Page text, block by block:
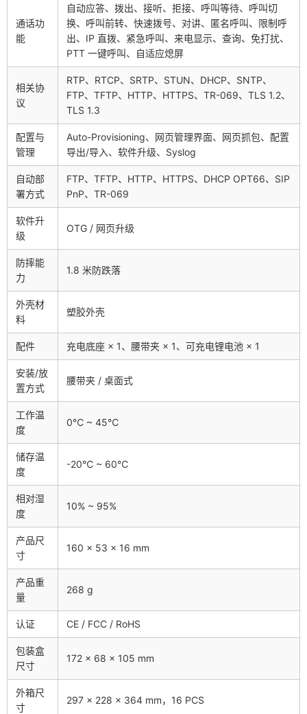
通话功
能
自动应答、拨出、接听、拒接、呼叫等待、呼叫切
换、呼叫前转、快速拨号、对讲、匿名呼叫、限制呼
出、IP 直拨、紧急呼叫、来电显示、查询、免打扰、
PTT 一键呼叫、自适应熄屏
相关协
议
RTP、RTCP、SRTP、STUN、DHCP、SNTP、
FTP、TFTP、HTTP、HTTPS、TR-069、TLS 1.2、
TLS 1.3
配置与
管理
Auto-Provisioning、网页管理界面、网页抓包、配置
导出/导入、软件升级、Syslog
自动部
署方式
FTP、TFTP、HTTP、HTTPS、DHCP OPT66、SIP
PnP、TR-069
软件升
级
OTG / 网页升级
防摔能
力
1.8 米防跌落
外壳材
料
塑胶外壳
配件 充电底座 × 1、腰带夹 × 1、可充电锂电池 × 1
安装/放
置方式
腰带夹 / 桌面式
工作温
度
0℃ ~ 45℃
储存温
度
-20℃ ~ 60℃
相对湿
度
10% ~ 95%
产品尺
寸
160 × 53 × 16 mm
产品重
量
268 g
认证 CE / FCC / RoHS
包装盒
尺寸
172 × 68 × 105 mm
外箱尺
寸
297 × 228 × 364 mm，16 PCS